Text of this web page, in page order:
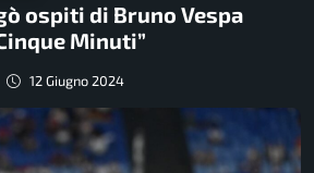
ospiti di Bruno Vespa
Minuti”
12 Giugno 2024